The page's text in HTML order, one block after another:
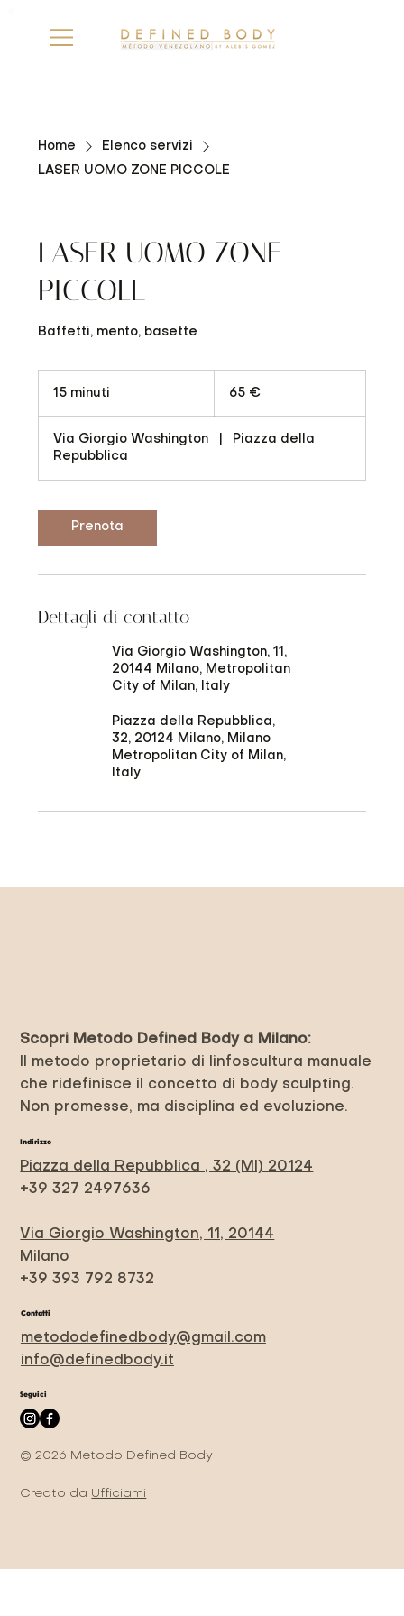
Home Elenco servizi
LASER UOMO ZONE PICCOLE
LASER UOMO ZONE
PICCOLE
Baffetti, mento, basette
15 minuti
i
n
u
euro
65 €
Via Giorgio Washington
Piazza della
Repubblica
Prenota
Dettagli di contatto
Via Giorgio Washington, 11,
20144 Milano, Metropolitan
City of Milan, Italy
Piazza della Repubblica,
32, 20124 Milano, Milano
Metropolitan City of Milan,
Italy
Scopri Metodo Defined Body a Milano:
Il metodo proprietario di linfoscultura manuale
che ridefinisce il concetto di body sculpting.
Non promesse, ma disciplina ed evoluzione.
Indirizzo
Piazza della Repubblica , 32 (MI) 20124
+39 327 2497636
Via Giorgio Washington, 11, 20144
Milano
+39 393 792 8732
Contatti
metododefinedbody@gmail.com
info@definedbody.it
Seguici
© 2026 Metodo Defined Body
Creato da Ufficiami